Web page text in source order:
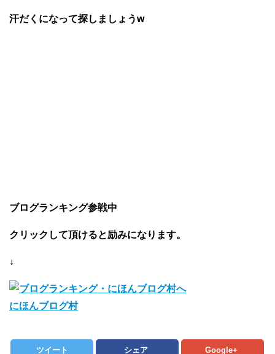
汗だくになって探しましょうw
ブログランキング参戦中
クリックして頂けると励みになります。
↓
にほんブログ村
ツイート シェア Google+